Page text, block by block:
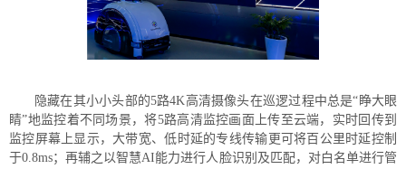
隐藏在其小小头部的5路4K高清摄像头在巡逻过程中总是“睁大眼
睛”地监控着不同场景，将5路高清监控画面上传至云端，实时回传到
监控屏幕上显示，大带宽、低时延的专线传输更可将百公里时延控制
于0.8ms；再辅之以智慧AI能力进行人脸识别及匹配，对白名单进行管